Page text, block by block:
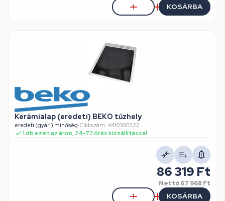
KOSÁRBA
Kerámialap (eredeti) BEKO tűzhely
eredeti (gyári) minőség•Cikkszám: 4410300322
1 db ezen az áron, 24-72 órás kiszállítással
86 319 Ft
Nettó67 968 Ft
KOSÁRBA